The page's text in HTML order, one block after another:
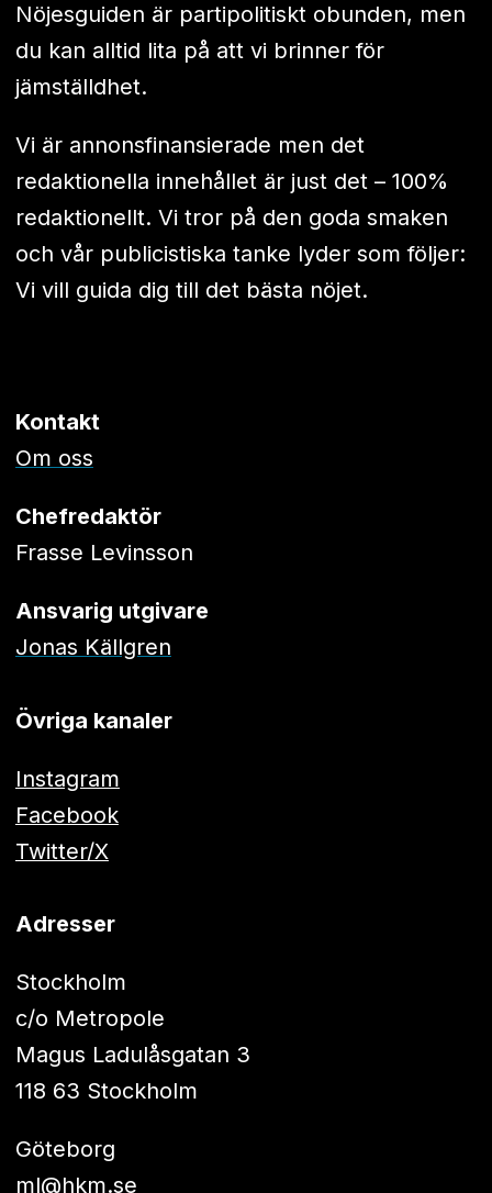
Nöjesguiden är partipolitiskt obunden, men
du kan alltid lita på att vi brinner för
jämställdhet.
Vi är annonsfinansierade men det
redaktionella innehållet är just det – 100%
redaktionellt. Vi tror på den goda smaken
och vår publicistiska tanke lyder som följer:
Vi vill guida dig till det bästa nöjet.
Kontakt
Om oss
Chefredaktör
Frasse Levinsson
Ansvarig utgivare
Jonas Källgren
Övriga kanaler
Instagram
Facebook
Twitter/X
Adresser
Stockholm
c/o Metropole
Magus Ladulåsgatan 3
118 63 Stockholm
Göteborg
ml@hkm.se